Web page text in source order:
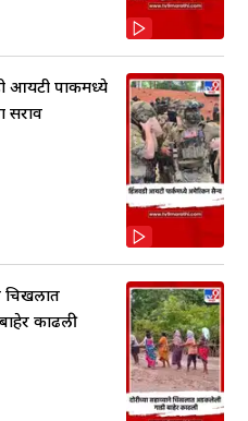
आयटी पार्कमध्ये
सराव
चिखलात
काढली